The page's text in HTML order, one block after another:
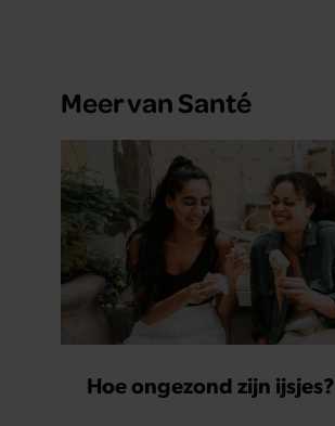
Meer van Santé
Hoe ongezond zijn ijsjes?